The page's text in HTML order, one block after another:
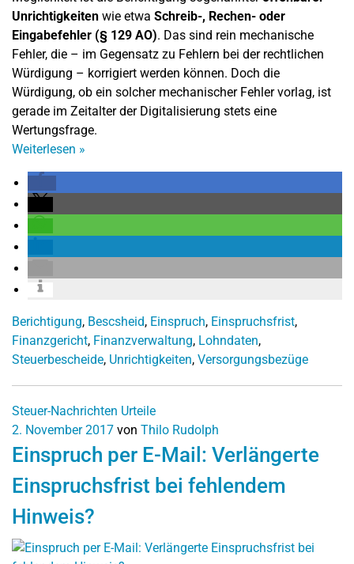
Unrichtigkeiten wie etwa Schreib-, Rechen- oder
Eingabefehler (§ 129 AO). Das sind rein mechanische
Fehler, die – im Gegensatz zu Fehlern bei der rechtlichen
Würdigung – korrigiert werden können. Doch die
Würdigung, ob ein solcher mechanischer Fehler vorlag, ist
gerade im Zeitalter der Digitalisierung stets eine
Wertungsfrage.
Weiterlesen »
Berichtigung, Bescsheid, Einspruch, Einspruchsfrist,
Finanzgericht, Finanzverwaltung, Lohndaten,
Steuerbescheide, Unrichtigkeiten, Versorgungsbezüge
Steuer-Nachrichten Urteile
2. November 2017 von Thilo Rudolph
Einspruch per E-Mail: Verlängerte
Einspruchsfrist bei fehlendem
Hinweis?